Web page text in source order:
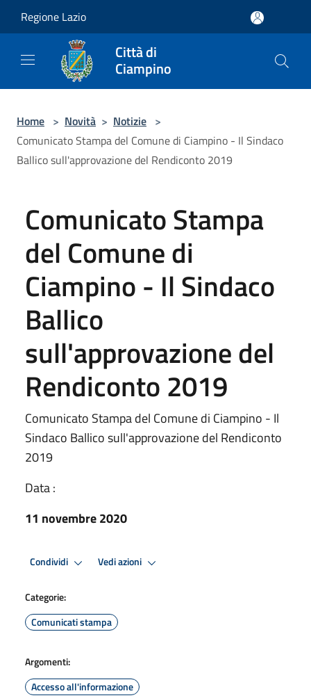
Regione Lazio
Città di
Ciampino
Home > Novità > Notizie >
Comunicato Stampa del Comune di Ciampino - Il Sindaco
Ballico sull'approvazione del Rendiconto 2019
Comunicato Stampa
del Comune di
Ciampino - Il Sindaco
Ballico
sull'approvazione del
Rendiconto 2019
Comunicato Stampa del Comune di Ciampino - Il
Sindaco Ballico sull'approvazione del Rendiconto
2019
Data :
11 novembre 2020
Condividi Vedi azioni
Categorie:
Comunicati stampa
Argomenti:
Accesso all'informazione